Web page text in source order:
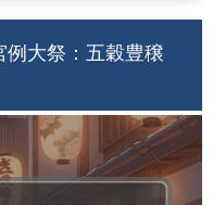
例大祭：五穀豊穣